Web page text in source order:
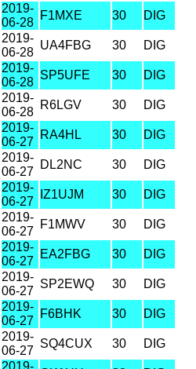
2019-
06-28
F1MXE 30
DIG
2019-
06-28
UA4FBG 30
DIG
2019-
06-28
SP5UFE 30
DIG
2019-
06-28
R6LGV 30
DIG
2019-
06-27
RA4HL 30
DIG
2019-
06-27
DL2NC 30
DIG
2019-
06-27
IZ1UJM 30
DIG
2019-
06-27
F1MWV 30
DIG
2019-
06-27
EA2FBG 30
DIG
2019-
06-27
SP2EWQ 30
DIG
2019-
06-27
F6BHK 30
DIG
2019-
06-27
SQ4CUX 30
DIG
2019-